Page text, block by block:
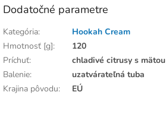
Dodatočné parametre
Kategória:
Hookah Cream
Hmotnosť [g]:
120
Príchuť:
chladivé citrusy s mätou
Balenie:
uzatvárateľná tuba
Krajina pôvodu: EÚ